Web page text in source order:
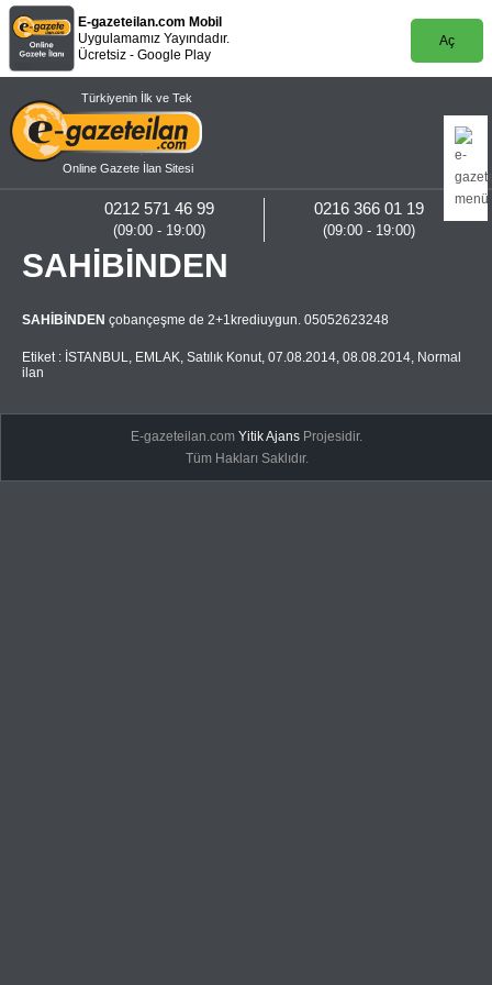
E-gazeteilan.com Mobil
Uygulamamız Yayındadır.
Ücretsiz - Google Play
Aç
Türkiyenin İlk ve Tek
Online Gazete İlan Sitesi
0216 366 01 19
(09:00 - 19:00)
0212 571 46 99
(09:00 - 19:00)
SAHİBİNDEN
SAHİBİNDEN çobançeşme de 2+1krediuygun. 05052623248
Etiket : İSTANBUL, EMLAK, Satılık Konut, 07.08.2014, 08.08.2014, Normal
ilan
E-gazeteilan.comYitik Ajans Projesidir.
Tüm Hakları Saklıdır.